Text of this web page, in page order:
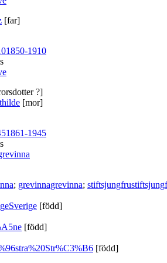
[far]
1850-1910
?]
[mor]
1861-1945
; grevinnagrevinna; stiftsjungfru
Sverige [född]
[född]
[född]